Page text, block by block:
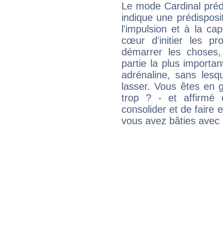
Le mode Cardinal
indique une
l'impulsion et à la
cœur d'initier les
démarrer les
partie la plus
adrénaline, sans
lasser. Vous êtes en
trop ? - et affirmé
consolider et de faire
vous avez bâties avec